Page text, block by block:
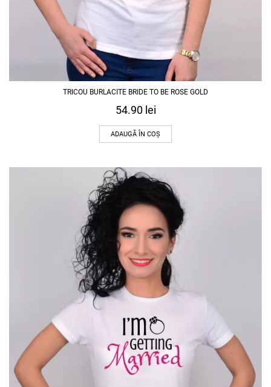
TRICOU BURLACITE BRIDE TO BE ROSE GOLD
54.90 lei
ADAUGĂ ÎN COȘ